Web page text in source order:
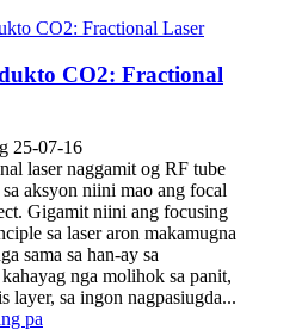
CO2: Fractional
25-07-16
laser naggamit og RF tube
aksyon niini mao ang focal
Gigamit niini ang focusing
sa laser aron makamugna
sama sa han-ay sa
nga molihok sa panit,
layer, sa ingon nagpasiugda...
pa